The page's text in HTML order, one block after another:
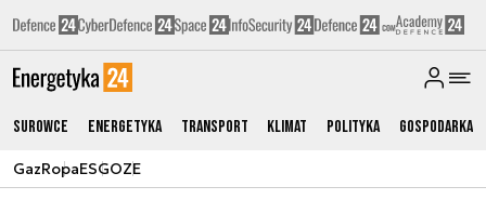
Surowce Energetyka Transport Klimat Polityka Gospodarka
GazRopaESGOZE